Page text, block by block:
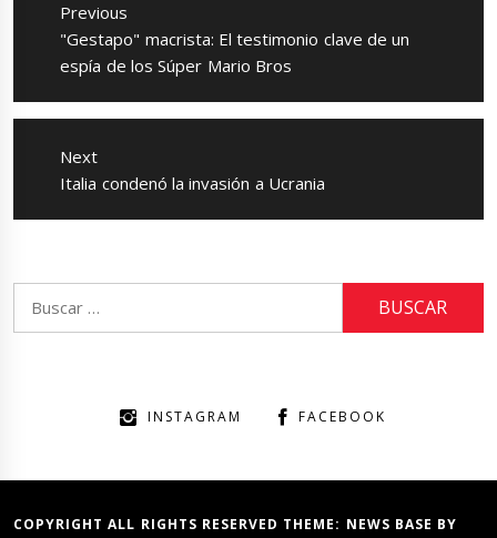
entradas
Previous
Previous
post:
"Gestapo" macrista: El testimonio clave de un
espía de los Súper Mario Bros
Next
Next
Italia condenó la invasión a Ucrania
INSTAGRAM FACEBOOK
COPYRIGHT ALL RIGHTS RESERVED THEME: NEWS BASE BY